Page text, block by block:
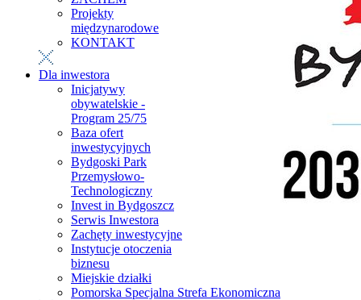
Projekty
międzynarodowe
KONTAKT
Dla inwestora
Inicjatywy
obywatelskie -
Program 25/75
Baza ofert
inwestycyjnych
Bydgoski Park
Przemysłowo-
Technologiczny
Invest in Bydgoszcz
Serwis Inwestora
Zachęty inwestycyjne
Instytucje otoczenia
biznesu
Miejskie działki
Pomorska Specjalna Strefa Ekonomiczna